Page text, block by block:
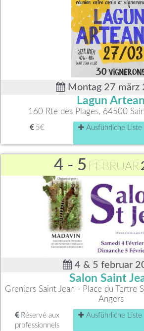
Montag 27 märz
Lagun Artean
160 Rte des Plages, 64500
5€ Ausführliche Liste
4 - 5 FEBRUAR
4 & 5 februar
Salon Saint
Greniers Saint Jean - Place du Tertre
Angers
Réservé aux
professionnels
Ausführliche Liste